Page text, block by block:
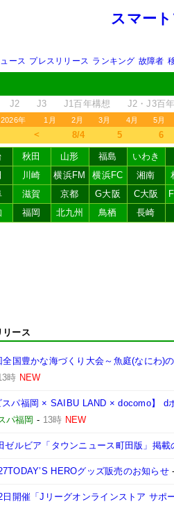
スマー
ース プレスリリース ランキング 故障者
J2 J3 J1百年構想 J2・J3百
2026年 1月 2月 3月 4月 5月
＜ 8/4 5 6
秋田 山形 福島
いわき
川崎 横浜FM 横浜FC 湘南
滋賀 京都 G大阪 C大阪
福岡 北九州 鳥栖 長崎
リース
全国豊かな海づくり大会～魚庭(なにわ)
時 NEW
スパ福岡 × SAIBU LAND × docomo】
パ福岡 - 13時 NEW
ゼルビア「タウンニュース町田版」掲載
HEROグッズ販売のお知らせ
日開催「Jリーグオンラインストア サポ